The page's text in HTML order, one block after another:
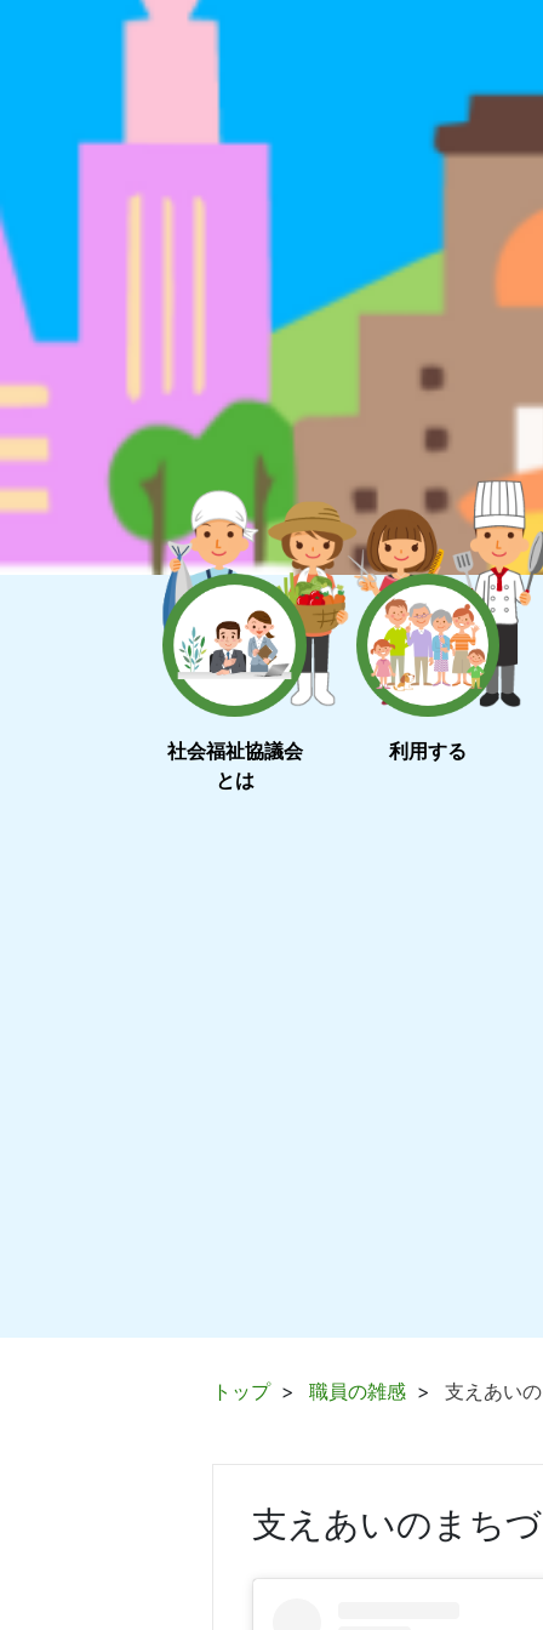
社会福祉協議会
とは
利用する
トップ 職員の雑感 支えあい
支えあいのまち